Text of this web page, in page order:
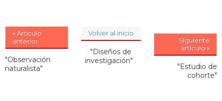
« Artículo
anterior
"Observación
naturalista"
Volver al inicio
"Diseños de
investigación"
Siguiente
artículo »
"Estudio de
cohorte"